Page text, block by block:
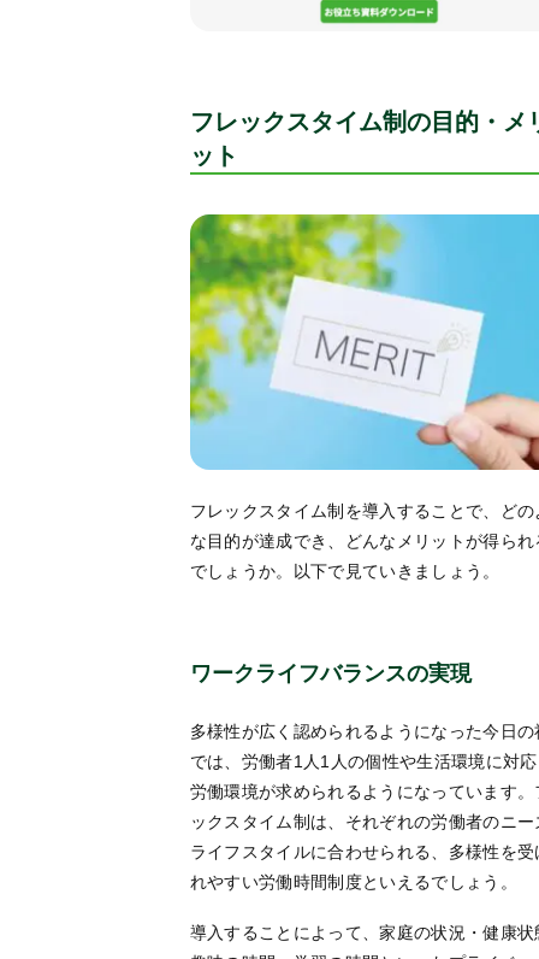
フレックスタイム制の目的・メ
ット
フレックスタイム制を導入することで、どの
な目的が達成でき、どんなメリットが得られ
でしょうか。以下で見ていきましょう。
ワークライフバランスの実現
多様性が広く認められるようになった今日の
では、労働者1人1人の個性や生活環境に対
労働環境が求められるようになっています。
ックスタイム制は、それぞれの労働者のニー
ライフスタイルに合わせられる、多様性を受
れやすい労働時間制度といえるでしょう。
導入することによって、家庭の状況・健康状